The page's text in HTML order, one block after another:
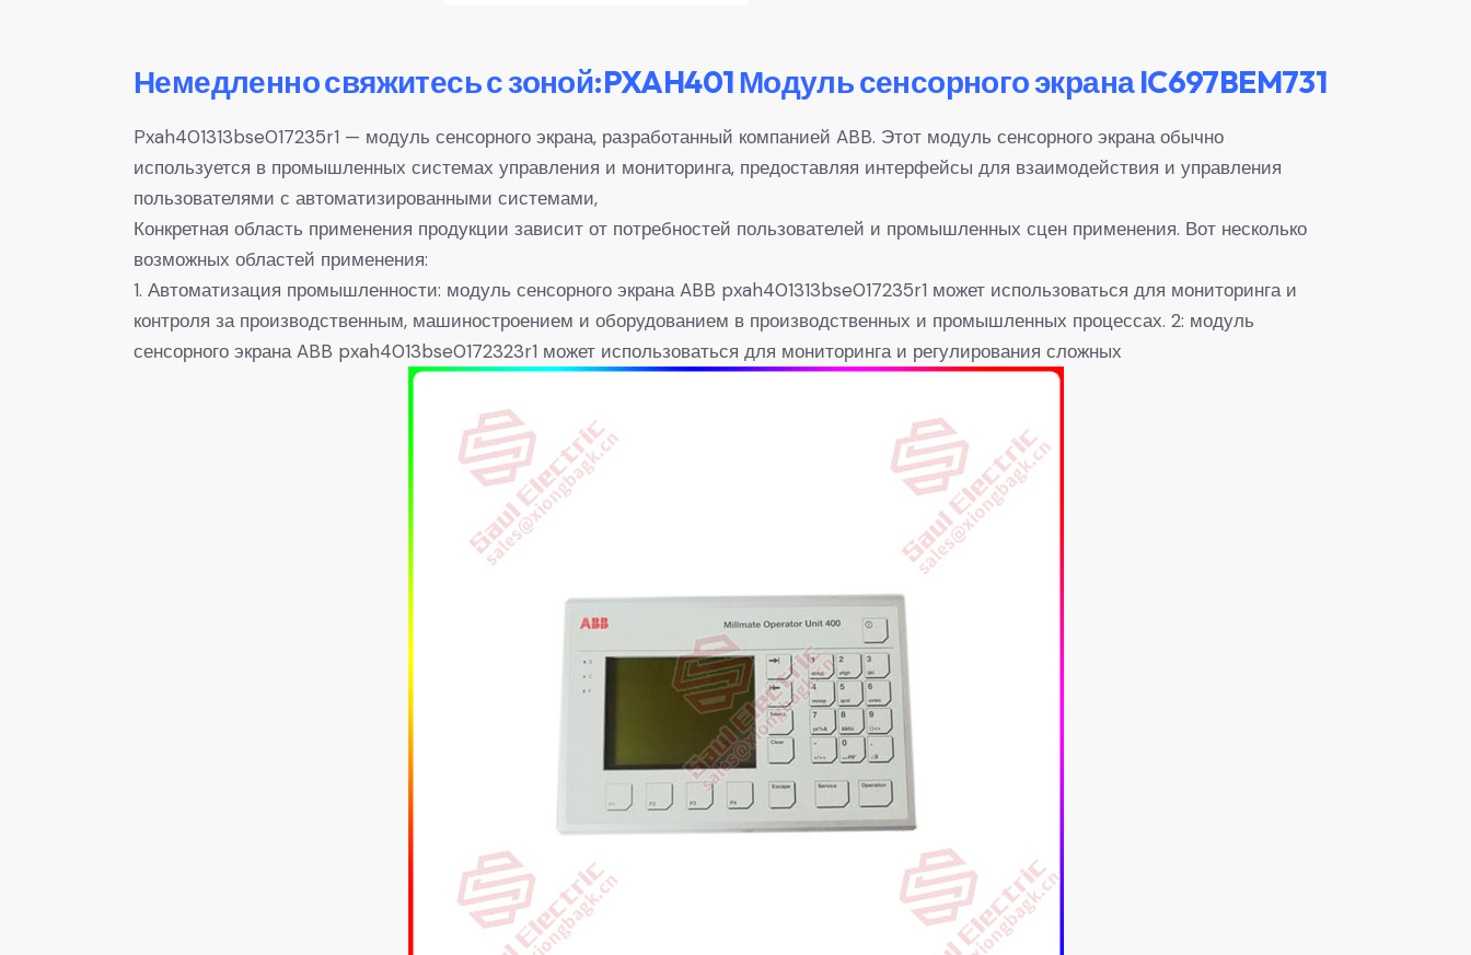
Немедленно свяжитесь с зоной:PXAH401 Модуль сенсорного экрана IC697BEM731
Pxah401313bse017235r1 — модуль сенсорного экрана, разработанный компанией ABB. Этот модуль сенсорного экрана обычно
используется в промышленных системах управления и мониторинга, предоставляя интерфейсы для взаимодействия и управления
пользователями с автоматизированными системами,
Конкретная область применения продукции зависит от потребностей пользователей и промышленных сцен применения. Вот несколько
возможных областей применения:
1. Автоматизация промышленности: модуль сенсорного экрана ABB pxah401313bse017235r1 может использоваться для мониторинга и
контроля за производственным, машиностроением и оборудованием в производственных и промышленных процессах. 2: модуль
сенсорного экрана ABB pxah4013bse0172323r1 может использоваться для мониторинга и регулирования сложных